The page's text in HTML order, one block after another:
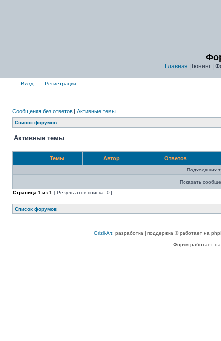
Главная |Тюнинг |
Вход Регистрация
Сообщения без ответов | Активные темы
Список форумов
Активные темы
Темы Автор Ответов
Подходящих
Показать
Страница 1 из 1 [ Результатов поиска: 0 ]
Список форумов
Grizli-Art: разработка | поддержка © работает на
Форум работает